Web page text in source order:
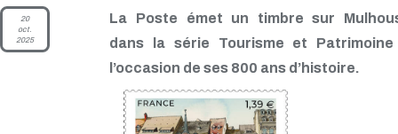
20
oct.
2025
La Poste émet un timbre sur
dans la série Tourisme et
l’occasion de ses 800 ans d’histoire.